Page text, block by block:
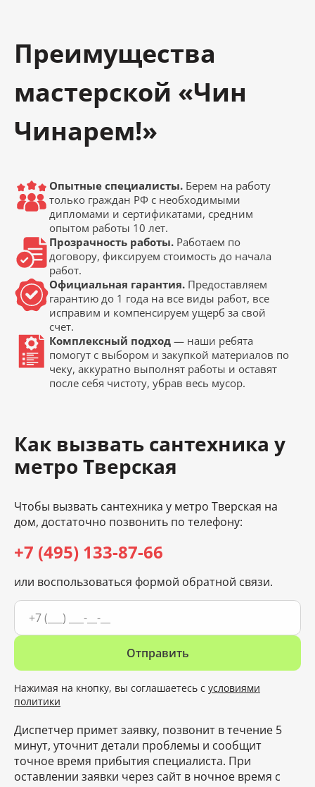
Преимущества
мастерской «Чин
Чинарем!»
Опытные специалисты. Берем на работу
только граждан РФ с необходимыми
дипломами и сертификатами, средним
опытом работы 10 лет.
Прозрачность работы. Работаем по
договору, фиксируем стоимость до начала
работ.
Официальная гарантия. Предоставляем
гарантию до 1 года на все виды работ, все
исправим и компенсируем ущерб за свой
счет.
Комплексный подход — наши ребята
помогут с выбором и закупкой материалов по
чеку, аккуратно выполнят работы и оставят
после себя чистоту, убрав весь мусор.
Как вызвать сантехника у
метро Тверская
Чтобы вызвать сантехника у метро Тверская на
дом, достаточно позвонить по телефону:
+7 (495) 133-87-66
или воспользоваться формой обратной связи.
Отправить
Нажимая на кнопку, вы соглашаетесь с условиями
политики
Диспетчер примет заявку, позвонит в течение 5
минут, уточнит детали проблемы и сообщит
точное время прибытия специалиста. При
оставлении заявки через сайт в ночное время с